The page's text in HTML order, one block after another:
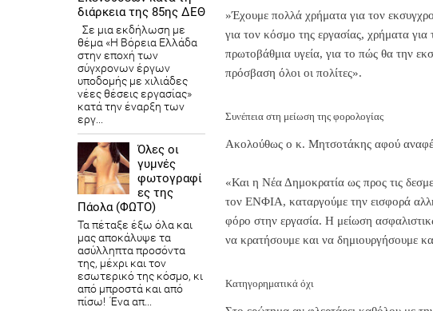
»Έχουμε πολλά χρήματα για τον
για τον κόσμο της εργασίας, χρήματα
πρωτοβάθμια υγεία, για το πώς θα την
πρόσβαση όλοι οι πολίτες».
Συνέπεια στη μείωση της φορολογίας
Ακολούθως ο κ. Μητσοτάκης αφού
«Και η Νέα Δημοκρατία ως προς τις
τον ΕΝΦΙΑ, καταργούμε την εισφορά
φόρο στην εργασία. Η μείωση
να κρατήσουμε και να δημιουργήσουμε
Κατηγορηματικά όχι
διάρκεια της 85ης ΔΕΘ
Σε μια εκδήλωση με
θέμα «Η Βόρεια Ελλάδα
στην εποχή των
σύγχρονων έργων
υποδομής με χιλιάδες
νέες θέσεις εργασίας»
κατά την έναρξη των
εργ...
Όλες οι
γυμνές
φωτογραφί
ες της
Πάολα (ΦΩΤΟ)
Τα πέταξε έξω όλα και
μας αποκάλυψε τα
ασύλληπτα προσόντα
της, μέχρι και τον
εσωτερικό της κόσμο, κι
από μπροστά και από
πίσω! Ένα απ...